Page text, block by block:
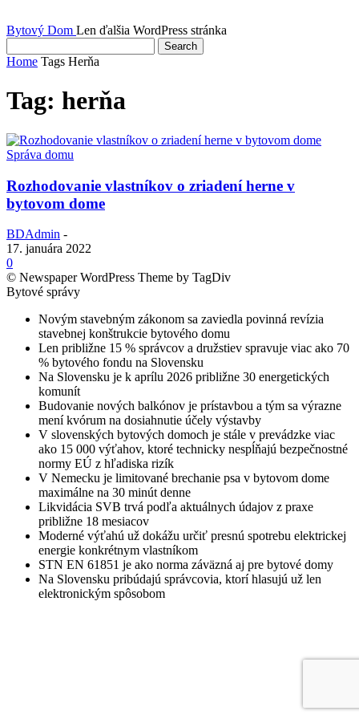
Bytový Dom Len ďalšia WordPress stránka
Home Tags Herňa
Tag: herňa
Správa domu
Rozhodovanie vlastníkov o zriadení herne v
bytovom dome
BDAdmin -
17. januára 2022
0
© Newspaper WordPress Theme by TagDiv
Bytové správy
Novým stavebným zákonom sa zaviedla povinná revízia
stavebnej konštrukcie bytového domu
Len približne 15 % správcov a družstiev spravuje viac ako 70
% bytového fondu na Slovensku
Na Slovensku je k aprílu 2026 približne 30 energetických
komunít
Budovanie nových balkónov je prístavbou a tým sa výrazne
mení kvórum na dosiahnutie účely výstavby
V slovenských bytových domoch je stále v prevádzke viac
ako 15 000 výťahov, ktoré technicky nespĺňajú bezpečnostné
normy EÚ z hľadiska rizík
V Nemecku je limitované brechanie psa v bytovom dome
maximálne na 30 minút denne
Likvidácia SVB trvá podľa aktuálnych údajov z praxe
približne 18 mesiacov
Moderné výťahú už dokážu určiť presnú spotrebu elektrickej
energie konkrétnym vlastníkom
STN EN 61851 je ako norma záväzná aj pre bytové domy
Na Slovensku pribúdajú správcovia, ktorí hlasujú už len
elektronickým spôsobom